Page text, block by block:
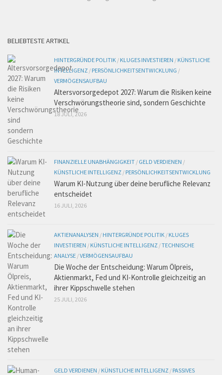
BELIEBTESTE ARTIKEL
HINTERGRÜNDE POLITIK / KLUGES INVESTIEREN / KÜNSTLICHE
INTELLIGENZ / PERSÖNLICHKEITSENTWICKLUNG /
VERMÖGENSAUFBAU
Altersvorsorgedepot 2027: Warum die Risiken keine
Verschwörungstheorie sind, sondern Geschichte
18 JULI, 2026
FINANZIELLE UNABHÄNGIGKEIT / GELD VERDIENEN /
KÜNSTLICHE INTELLIGENZ / PERSÖNLICHKEITSENTWICKLUNG
Warum KI-Nutzung über deine berufliche Relevanz
entscheidet
16 JULI, 2026
AKTIENANALYSEN / HINTERGRÜNDE POLITIK / KLUGES
INVESTIEREN / KÜNSTLICHE INTELLIGENZ /TECHNISCHE
ANALYSE /VERMÖGENSAUFBAU
Die Woche der Entscheidung: Warum Ölpreis,
Aktienmarkt, Fed und KI-Kontrolle gleichzeitig an
ihrer Kippschwelle stehen
25 JULI, 2026
GELD VERDIENEN / KÜNSTLICHE INTELLIGENZ / PASSIVES